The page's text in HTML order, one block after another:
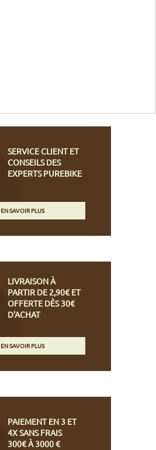
SERVICE CLIENT ET
CONSEILS DES
EXPERTS PUREBIKE
EN SAVOIR PLUS
LIVRAISON À
PARTIR DE 2,90€ ET
OFFERTE DÈS 30€
D'ACHAT
EN SAVOIR PLUS
PAIEMENT EN 3 ET
4X SANS FRAIS
300€ À 3000 €